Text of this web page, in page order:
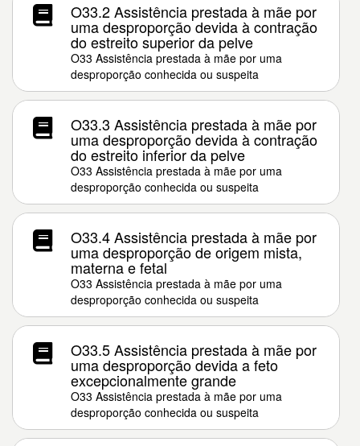
O33.2 Assistência prestada à mãe por
uma desproporção devida à contração
do estreito superior da pelve
O33 Assistência prestada à mãe por uma
desproporção conhecida ou suspeita
O33.3 Assistência prestada à mãe por
uma desproporção devida à contração
do estreito inferior da pelve
O33 Assistência prestada à mãe por uma
desproporção conhecida ou suspeita
O33.4 Assistência prestada à mãe por
uma desproporção de origem mista,
materna e fetal
O33 Assistência prestada à mãe por uma
desproporção conhecida ou suspeita
O33.5 Assistência prestada à mãe por
uma desproporção devida a feto
excepcionalmente grande
O33 Assistência prestada à mãe por uma
desproporção conhecida ou suspeita